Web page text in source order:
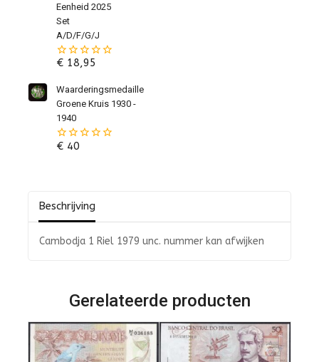
Eenheid 2025
Set
A/D/F/G/J
0
de
5
€18,95
Waarderingsmedaille
Groene Kruis 1930 -
1940
0
€40
Beschrijving
Cambodja 1 Riel 1979 unc. nummer kan afwijken
Gerelateerde producten